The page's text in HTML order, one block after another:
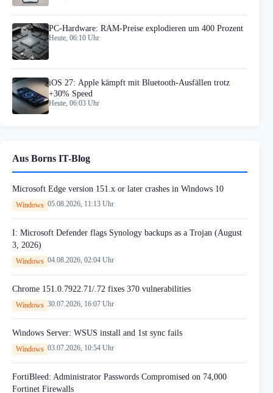
PC-Hardware: RAM-Preise explodieren um 400 Prozent
Heute, 06:10 Uhr
iOS 27: Apple kämpft mit Bluetooth-Ausfällen trotz
+30% Speed
Heute, 06:03 Uhr
Aus Borns IT-Blog
Microsoft Edge version 151.x or later crashes in Windows 10
Windows 05.08.2026, 11:13 Uhr
I: Microsoft Defender flags Synology backups as a Trojan (August
3, 2026)
Windows 04.08.2026, 02:04 Uhr
Chrome 151.0.7922.71/.72 fixes 370 vulnerabilities
Windows 30.07.2026, 16:07 Uhr
Windows Server: WSUS install and 1st sync fails
Windows 03.07.2026, 10:54 Uhr
FortiBleed: Administrator Passwords Compromised on 74,000
Fortinet Firewalls